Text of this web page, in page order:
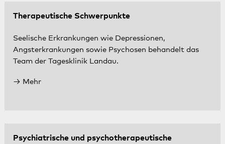
Therapeutische Schwerpunkte
Seelische Erkrankungen wie Depressionen,
Angsterkrankungen sowie Psychosen behandelt das
Team der Tagesklinik Landau.
Mehr
Psychiatrische und psychotherapeutische